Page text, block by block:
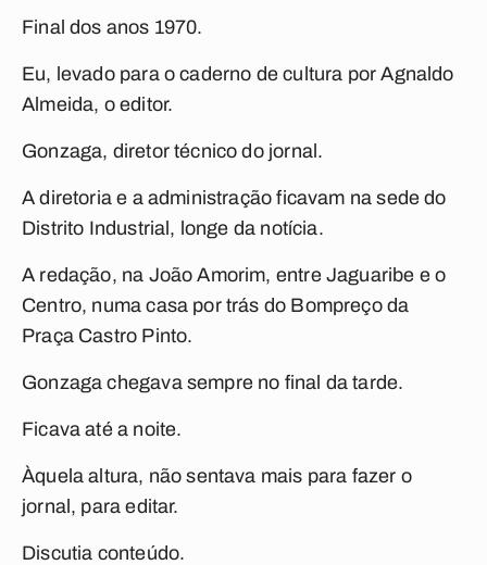
Final dos anos 1970.
Eu, levado para o caderno de cultura por Agnaldo
Almeida, o editor.
Gonzaga, diretor técnico do jornal.
A diretoria e a administração ficavam na sede do
Distrito Industrial, longe da notícia.
A redação, na João Amorim, entre Jaguaribe e o
Centro, numa casa por trás do Bompreço da
Praça Castro Pinto.
Gonzaga chegava sempre no final da tarde.
Ficava até a noite.
Àquela altura, não sentava mais para fazer o
jornal, para editar.
Discutia conteúdo.